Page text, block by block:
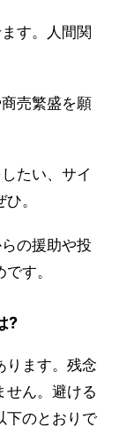
す。人間関
売繁盛を願
たい、サイ
。
の援助や投
す。
?
ります。残念
せん。避ける
下のとおりで